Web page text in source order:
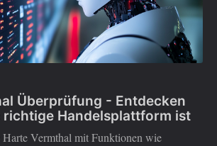
Überprüfung - Entdecken
richtige Handelsplattform ist
Vermthal mit Funktionen wie